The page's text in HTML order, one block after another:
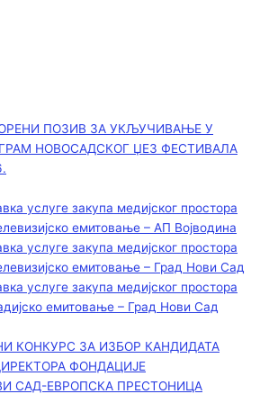
ПОЗИВ ЗА УКЉУЧИВАЊЕ У
НОВОСАДСКОГ ЏЕЗ ФЕСТИВАЛА
услуге закупа медијског простора
емитовање – АП Војводинa
услуге закупа медијског простора
емитовање – Град Нови Сад
услуге закупа медијског простора
емитовање – Град Нови Сад
КОНКУРС ЗА ИЗБОР КАНДИДАТА
ФОНДАЦИЈЕ
САД-ЕВРОПСКА ПРЕСТОНИЦА